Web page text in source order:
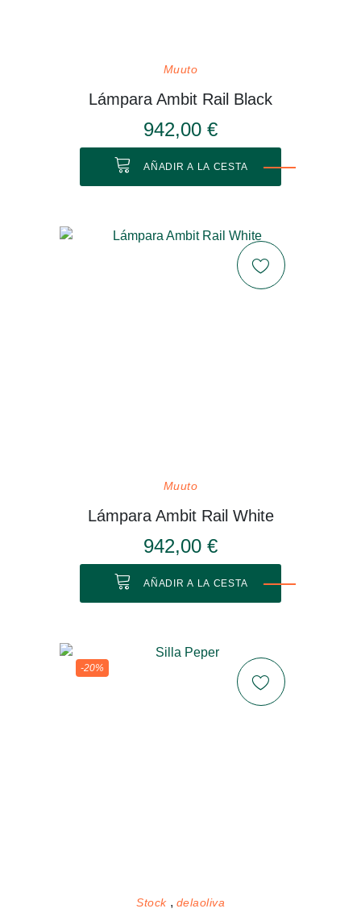
Muuto
Lámpara Ambit Rail Black
942,00 €
AÑADIR A LA CESTA
Muuto
Lámpara Ambit Rail White
942,00 €
AÑADIR A LA CESTA
-20%
Stock delaoliva